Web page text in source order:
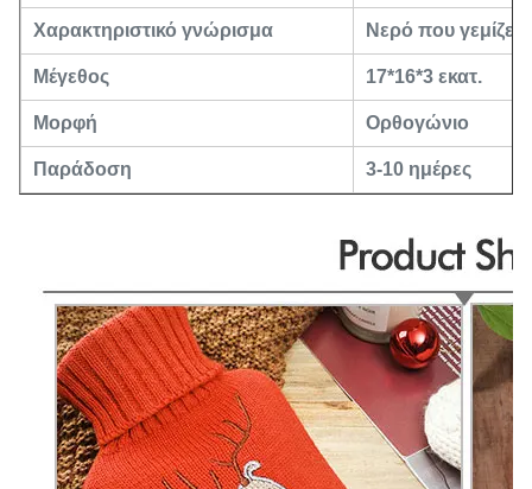
Χαρακτηριστικό γνώρισμα Νερό που γεμίζει
Μέγεθος 17*16*3 εκατ.
Μορφή Ορθογώνιο
Παράδοση 3-10 ημέρες